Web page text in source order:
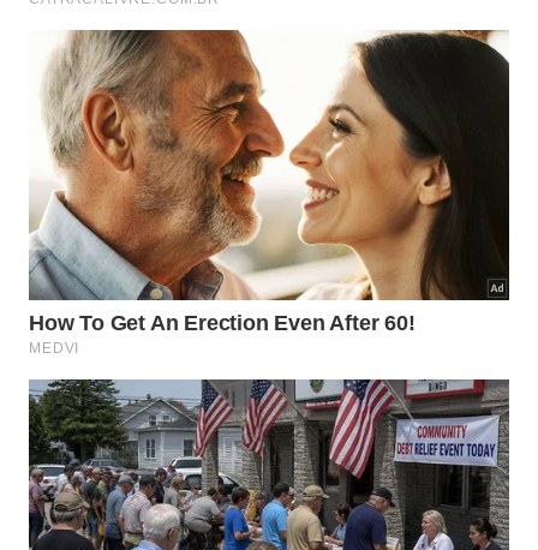
Hospitalidade baseada na
personalização
La Mamounia opera com uma equipe de
aproximadamente 800 colaboradores. O modelo de
atendimento é baseado na personalização da
experiência, incluindo o registro das preferências
dos hóspedes para futuras estadias.